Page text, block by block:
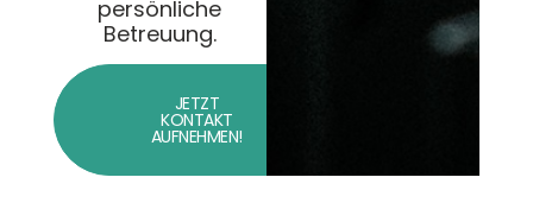
persönliche
Betreuung.
JETZT
KONTAKT
AUFNEHMEN!